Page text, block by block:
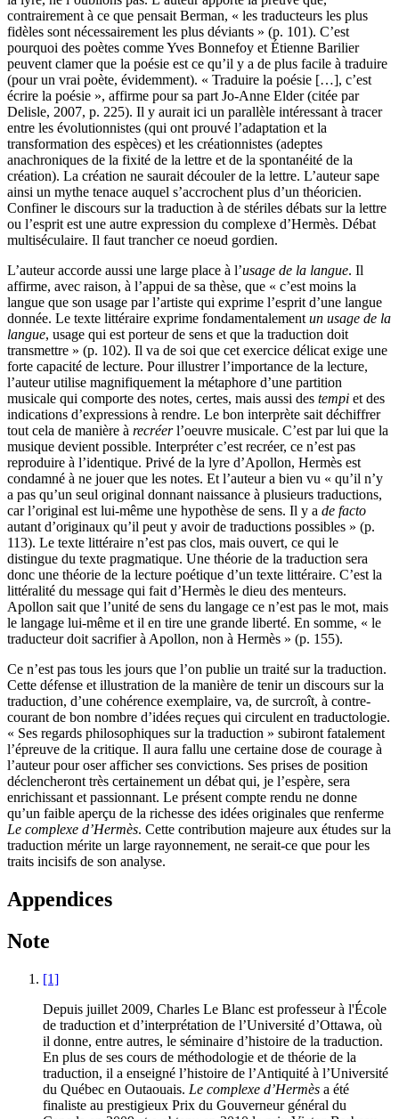
contrairement à ce que pensait Berman, « les traducteurs les plus
fidèles sont nécessairement les plus déviants » (p. 101). C’est
pourquoi des poètes comme Yves Bonnefoy et Étienne Barilier
peuvent clamer que la poésie est ce qu’il y a de plus facile à traduire
(pour un vrai poète, évidemment). « Traduire la poésie […], c’est
écrire la poésie », affirme pour sa part Jo-Anne Elder (citée par
Delisle, 2007, p. 225). Il y aurait ici un parallèle intéressant à tracer
entre les évolutionnistes (qui ont prouvé l’adaptation et la
transformation des espèces) et les créationnistes (adeptes
anachroniques de la fixité de la lettre et de la spontanéité de la
création). La création ne saurait découler de la lettre. L’auteur sape
ainsi un mythe tenace auquel s’accrochent plus d’un théoricien.
Confiner le discours sur la traduction à de stériles débats sur la lettre
ou l’esprit est une autre expression du complexe d’Hermès. Débat
multiséculaire. Il faut trancher ce noeud gordien.
L’auteur accorde aussi une large place à l’usage de la langue. Il
affirme, avec raison, à l’appui de sa thèse, que « c’est moins la
langue que son usage par l’artiste qui exprime l’esprit d’une langue
donnée. Le texte littéraire exprime fondamentalement un usage de la
langue, usage qui est porteur de sens et que la traduction doit
transmettre » (p. 102). Il va de soi que cet exercice délicat exige une
forte capacité de lecture. Pour illustrer l’importance de la lecture,
l’auteur utilise magnifiquement la métaphore d’une partition
musicale qui comporte des notes, certes, mais aussi des tempi et des
indications d’expressions à rendre. Le bon interprète sait déchiffrer
tout cela de manière à recréerl’oeuvre musicale. C’est par lui que la
musique devient possible. Interpréter c’est recréer, ce n’est pas
reproduire à l’identique. Privé de la lyre d’Apollon, Hermès est
condamné à ne jouer que les notes. Et l’auteur a bien vu « qu’il n’y
a pas qu’un seul original donnant naissance à plusieurs traductions,
car l’original est lui-même une hypothèse de sens. Il y a de facto
autant d’originaux qu’il peut y avoir de traductions possibles » (p.
113). Le texte littéraire n’est pas clos, mais ouvert, ce qui le
distingue du texte pragmatique. Une théorie de la traduction sera
donc une théorie de la lecture poétique d’un texte littéraire. C’est la
littéralité du message qui fait d’Hermès le dieu des menteurs.
Apollon sait que l’unité de sens du langage ce n’est pas le mot, mais
le langage lui-même et il en tire une grande liberté. En somme, « le
traducteur doit sacrifier à Apollon, non à Hermès » (p. 155).
Ce n’est pas tous les jours que l’on publie un traité sur la traduction.
Cette défense et illustration de la manière de tenir un discours sur la
traduction, d’une cohérence exemplaire, va, de surcroît, à contre-
courant de bon nombre d’idées reçues qui circulent en traductologie.
« Ses regards philosophiques sur la traduction » subiront fatalement
l’épreuve de la critique. Il aura fallu une certaine dose de courage à
l’auteur pour oser afficher ses convictions. Ses prises de position
déclencheront très certainement un débat qui, je l’espère, sera
enrichissant et passionnant. Le présent compte rendu ne donne
qu’un faible aperçu de la richesse des idées originales que renferme
Le complexe d’Hermès. Cette contribution majeure aux études sur la
traduction mérite un large rayonnement, ne serait-ce que pour les
traits incisifs de son analyse.
Appendices
Note
[1]
Depuis juillet 2009, Charles Le Blanc est professeur à l'École
de traduction et d’interprétation de l’Université d’Ottawa, où
il donne, entre autres, le séminaire d’histoire de la traduction.
En plus de ses cours de méthodologie et de théorie de la
traduction, il a enseigné l’histoire de l’Antiquité à l’Université
du Québec en Outaouais. Le complexe d’Hermès a été
finaliste au prestigieux Prix du Gouverneur général du